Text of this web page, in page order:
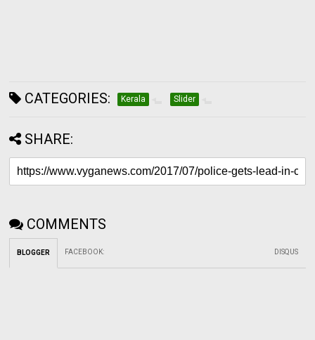
CATEGORIES: Kerala Slider
SHARE:
COMMENTS
BLOGGER FACEBOOK: DISQUS